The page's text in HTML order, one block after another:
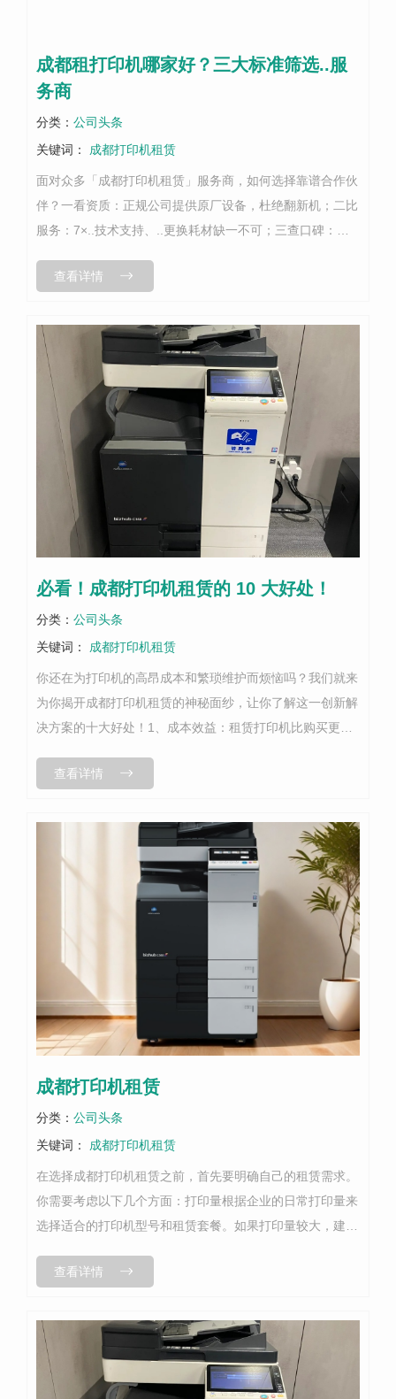
成都租打印机哪家好？三大标准筛选..服
务商
分类： 公司头条
关键词：
成都打印机租赁
面对众多「成都打印机租赁」服务商，如何选择靠谱合作伙
伴？一看资质：正规公司提供原厂设备，杜绝翻新机；二比
服务：7×..技术支持、..更换耗材缺一不可；三查口碑：老
都复印机租赁」品牌，我们...
查看详情
必看！成都打印机租赁的 10 大好处！
分类： 公司头条
关键词：
成都打印机租赁
你还在为打印机的高昂成本和繁琐维护而烦恼吗？我们就来
为你揭开成都打印机租赁的神秘面纱，让你了解这一创新解
决方案的十大好处！1、成本效益：租赁打印机比购买更经
后服务都是..的。2、无需维护：...
查看详情
成都打印机租赁
分类： 公司头条
关键词：
成都打印机租赁
在选择成都打印机租赁之前，首先要明确自己的租赁需求。
你需要考虑以下几个方面：‌打印量‌根据企业的日常打印量来
选择适合的打印机型号和租赁套餐。如果打印量较大，建议
可以选择经济实惠的家用或小型...
查看详情